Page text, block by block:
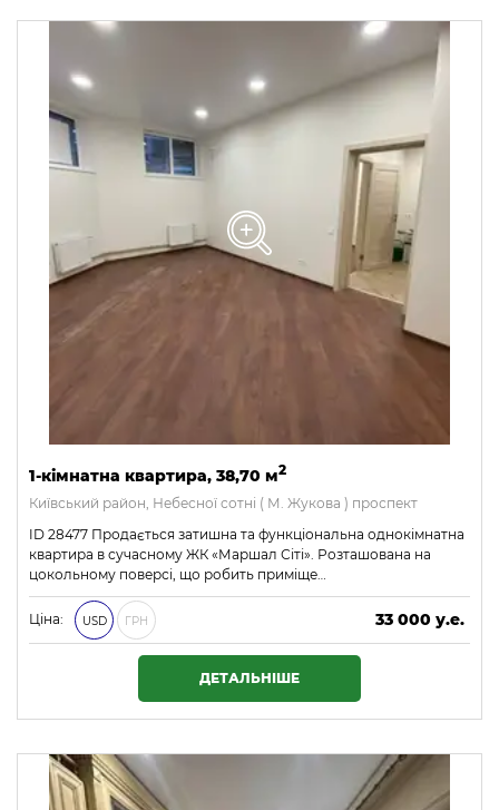
1-кімнатна квартира, 38,70 м2
Київський район, Небесної сотні ( М. Жукова ) проспект
ID 28477 Продається затишна та функціональна однокімнатна
квартира в сучасному ЖК «Маршал Сіті». Розташована на
цокольному поверсі, що робить приміще…
Ціна: USD ГРН
33 000 у.е.
1 419 000 ₴
ДЕТАЛЬНІШЕ